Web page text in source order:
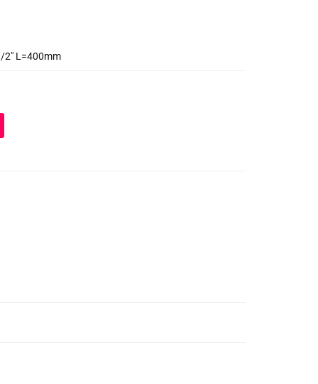
2" L=400mm